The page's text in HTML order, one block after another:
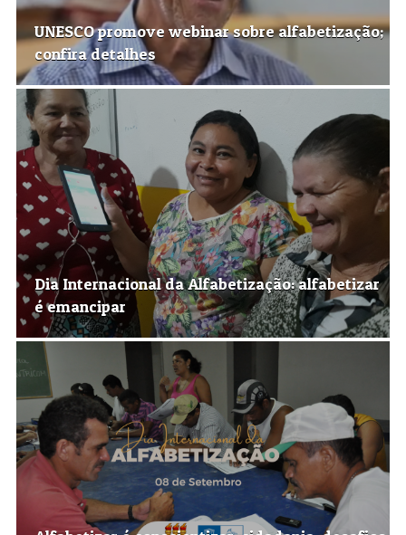
UNESCO promove webinar sobre alfabetização;
confira detalhes
Dia Internacional da Alfabetização: alfabetizar
é emancipar